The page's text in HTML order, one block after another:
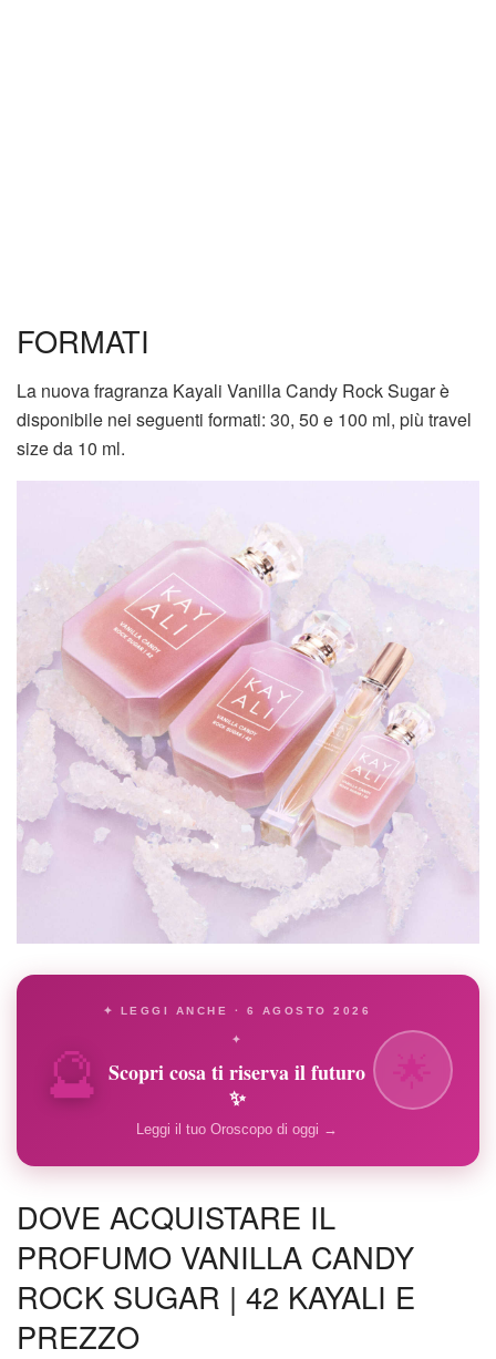
FORMATI
La nuova fragranza Kayali Vanilla Candy Rock Sugar è
disponibile nei seguenti formati: 30, 50 e 100 ml, più travel
size da 10 ml.
🔮
✦ LEGGI ANCHE · 6 AGOSTO 2026
✦
Scopri cosa ti riserva il futuro
✨
Leggi il tuo Oroscopo di oggi →
DOVE ACQUISTARE IL
PROFUMO VANILLA CANDY
ROCK SUGAR | 42 KAYALI E
PREZZO